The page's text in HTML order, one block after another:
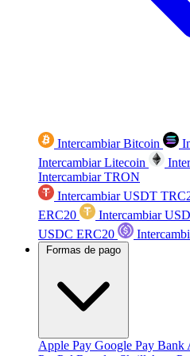
Intercambiar Bitcoin
Intercambiar Litecoin
Intercambiar TRON
Intercambiar USDT
ERC20
Intercambiar
USDC ERC20
Formas de pago
Apple Pay Google Pay Bank